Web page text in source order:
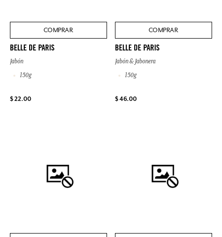
COMPRAR
BELLE DE PARIS
Jabón
150g
$ 22.00
COMPRAR
BELLE DE PARIS
Jabón & Jabonera
150g
$ 46.00